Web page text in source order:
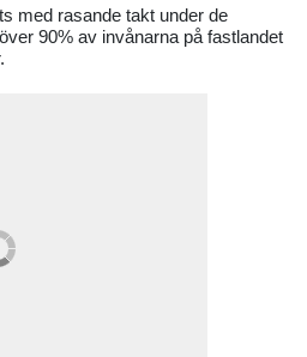
med rasande takt under de
90% av invånarna på fastlandet